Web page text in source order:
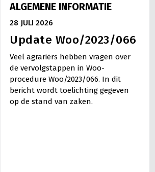
ALGEMENE INFORMATIE
28 JULI 2026
Update Woo/2023/066
Veel agrariërs hebben vragen over
de vervolgstappen in Woo-
procedure Woo/2023/066. In dit
bericht wordt toelichting gegeven
op de stand van zaken.